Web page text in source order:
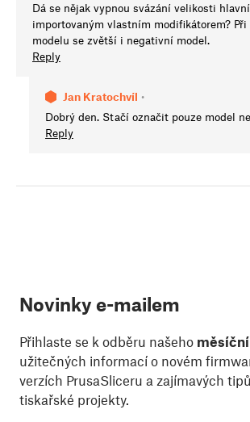
Dá se nějak vypnou svázání velikosti
importovaným vlastním modifikátorem?
modelu se zvětší i negativní model.
Reply
Jan Kratochvíl •
Dobrý den. Stačí označit pouze model
Reply
Novinky e-mailem
Přihlaste se k odběru našeho
užitečných informací o novém
verzích PrusaSliceru a zajímavých
tiskařské projekty.